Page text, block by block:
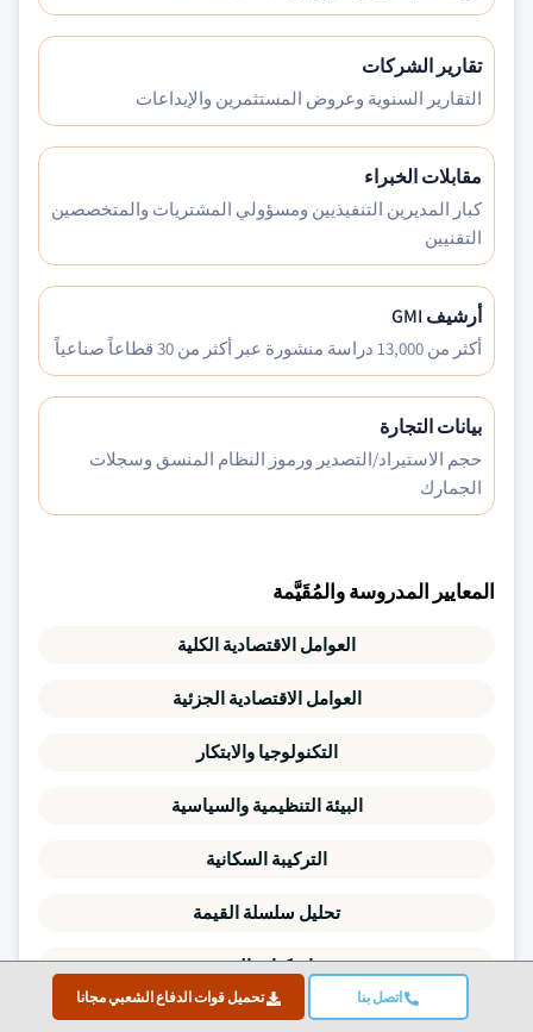
اتصل بنا تحميل قوات الدفاع الشعبي مجانا
تقارير الشركات
التقارير السنوية وعروض المستثمرين والإيداعات
مقابلات الخبراء
كبار المديرين التنفيذيين ومسؤولي المشتريات والمتخصصين
التقنيين
أرشيف GMI
أكثر من 13,000 دراسة منشورة عبر أكثر من 30 قطاعاً صناعياً
بيانات التجارة
حجم الاستيراد/التصدير ورموز النظام المنسق وسجلات
الجمارك
المعايير المدروسة والمُقَيَّمة
العوامل الاقتصادية الكلية
العوامل الاقتصادية الجزئية
التكنولوجيا والابتكار
البيئة التنظيمية والسياسية
التركيبة السكانية
تحليل سلسلة القيمة
ديناميكيات السوق
قوى بورتر الخمس